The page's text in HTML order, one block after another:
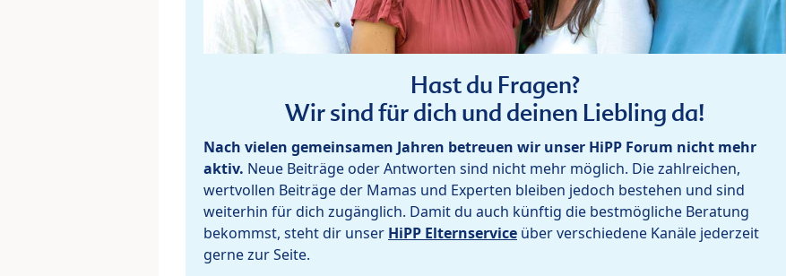
Hast du Fragen?
Wir sind für dich und deinen Liebling da!
Nach vielen gemeinsamen Jahren betreuen wir unser HiPP Forum nicht mehr
aktiv. Neue Beiträge oder Antworten sind nicht mehr möglich. Die zahlreichen,
wertvollen Beiträge der Mamas und Experten bleiben jedoch bestehen und sind
weiterhin für dich zugänglich. Damit du auch künftig die bestmögliche Beratung
bekommst, steht dir unser HiPP Elternservice über verschiedene Kanäle jederzeit
gerne zur Seite.